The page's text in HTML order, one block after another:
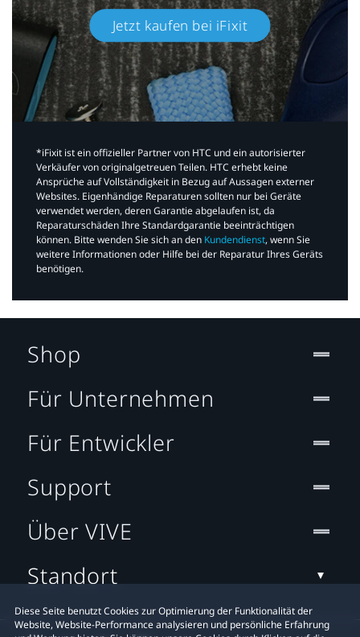
Jetzt kaufen bei iFixit​
*iFixit ist ein offizieller Partner von HTC und ein autorisierter
Verkäufer von originalgetreuen Teilen. HTC erhebt keine
Ansprüche auf Vollständigkeit in Bezug auf Aussagen externer
Websites. Eigenhändige Reparaturen sollten nur bei Geräte
verwendet werden, deren Garantie abgelaufen ist, da
Reparaturschäden Ihre Standardgarantie beeinträchtigen
können. Bitte wenden Sie sich an den Kundendienst, wenn Sie
weitere Informationen oder Hilfe bei der Reparatur Ihres Geräts
benötigen.​
Diese Seite benutzt Cookies zur Optimierung der Funktionalität der
Website, Website-Performance analysieren und persönliche Erfahrung
Shop
Für Unternehmen
Für Entwickler
Support
Über VIVE
Standort